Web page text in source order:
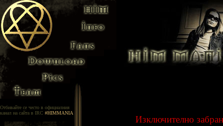
Отбивайте се често в официалния
канал на сайта в IRC #HIMMANIA
Изключително